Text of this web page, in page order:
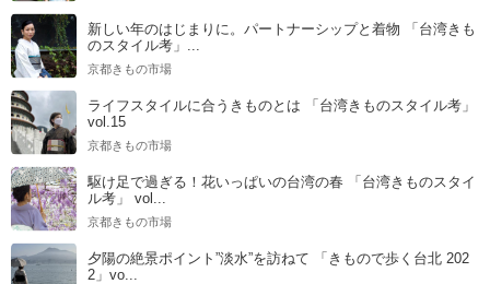
新しい年のはじまりに。パートナーシップと着物 「台湾きも
のスタイル考」...
京都きもの市場
ライフスタイルに合うきものとは 「台湾きものスタイル考」
vol.15
京都きもの市場
駆け足で過ぎる！花いっぱいの台湾の春 「台湾きものスタイ
ル考」 vol...
京都きもの市場
夕陽の絶景ポイント”淡水”を訪ねて 「きもので歩く台北 202
2」vo...